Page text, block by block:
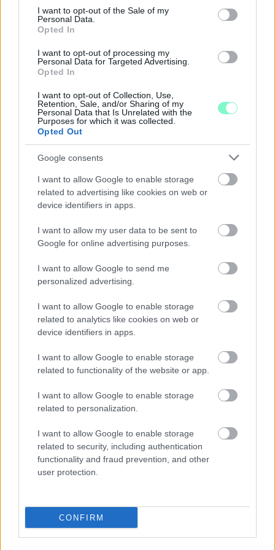
consent section.
I want to opt-out of the Sale of my
Personal Data.
Opted In
I want to opt-out of processing my
Personal Data for Targeted Advertising.
Opted In
I want to opt-out of Collection, Use,
Retention, Sale, and/or Sharing of my
Personal Data that Is Unrelated with the
Purposes for which it was collected.
Opted Out
Google consents
I want to allow Google to enable storage
related to advertising like cookies on web or
device identifiers in apps.
I want to allow my user data to be sent to
Google for online advertising purposes.
I want to allow Google to send me
personalized advertising.
I want to allow Google to enable storage
related to analytics like cookies on web or
device identifiers in apps.
I want to allow Google to enable storage
related to functionality of the website or app.
I want to allow Google to enable storage
related to personalization.
I want to allow Google to enable storage
related to security, including authentication
functionality and fraud prevention, and other
user protection.
CONFIRM
Szólj hozzá!
KEDDEN MEGVÁLASZTHATJA AZ
ORSZÁGGYŰLÉS MAGYARORSZÁG ÚJ
KÖZTÁRSASÁGI ELNÖKÉT
A TISZA Párt frakciója kezdeményezte az államfőválasztás
augusztus 11-re való kitűzését - a kormánypárti jelölt személye
ugyanakkor egyelőre nem ismert.